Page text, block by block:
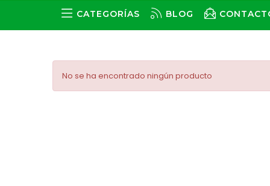
CATEGORÍAS BLOG
No se ha encontrado ningún producto